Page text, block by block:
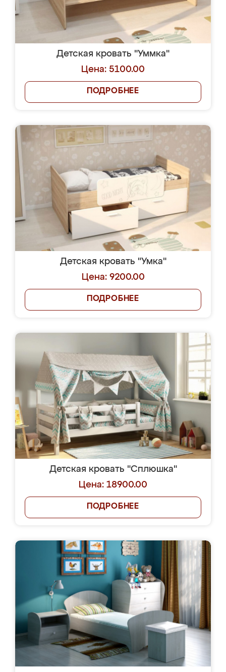
Детская кровать "Уммка"
Цена: 5100.00
ПОДРОБНЕЕ
Детская кровать "Умка"
Цена: 9200.00
ПОДРОБНЕЕ
Детская кровать "Сплюшка"
Цена: 18900.00
ПОДРОБНЕЕ